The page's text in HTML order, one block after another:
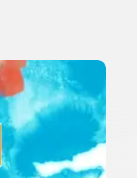
持人或關鍵字